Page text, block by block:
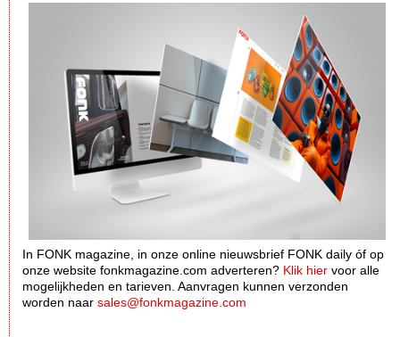
In FONK magazine, in onze online nieuwsbrief FONK daily óf op
onze website fonkmagazine.com adverteren? Klik hier voor alle
mogelijkheden en tarieven. Aanvragen kunnen verzonden
worden naar sales@fonkmagazine.com